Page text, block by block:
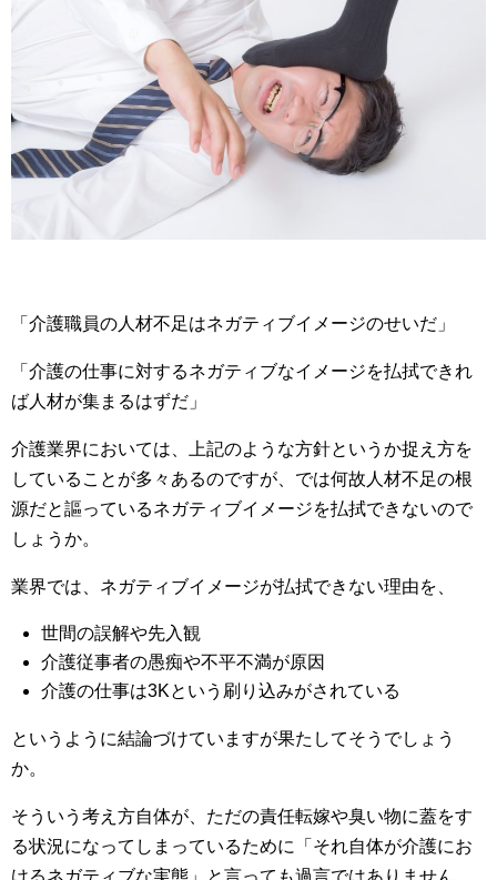
「介護職員の人材不足はネガティブイメージのせいだ」
「介護の仕事に対するネガティブなイメージを払拭できれ
ば人材が集まるはずだ」
介護業界においては、上記のような方針というか捉え方を
していることが多々あるのですが、では何故人材不足の根
源だと謳っているネガティブイメージを払拭できないので
しょうか。
業界では、ネガティブイメージが払拭できない理由を、
世間の誤解や先入観
介護従事者の愚痴や不平不満が原因
介護の仕事は3Kという刷り込みがされている
というように結論づけていますが果たしてそうでしょう
か。
そういう考え方自体が、ただの責任転嫁や臭い物に蓋をす
る状況になってしまっているために「それ自体が介護にお